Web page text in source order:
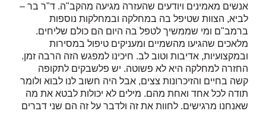
אנשים מאמינים ויודעים שהעזרה מגיעה מהקב"ה. ד"ר בר –
לביא, הצוות שטיפל בה במחלקה ובמחלקות נוספות
ברמב"ם ומי שממשיך לטפל בה היום הם כולם שליחים.
מלאכים שהגיעו מהשמיים ומעניקים טיפול במסירות
ובמקצועיות, אדיבות וטוב לב. חיכינו למפגש הזה הרבה זמן.
החזרה למחלקה היא לא פשוטה. יש פלשבקים לתקופה
קשה בחיים והזיכרונות צצים, אבל היה חשוב לנו לבוא ולומר
תודה לכל אחד ואחת מהם. מילים לא יכולות לבטא את מה
שאנחנו מרגישים. לחוות את זה ולדבר על זה הם שני דברים